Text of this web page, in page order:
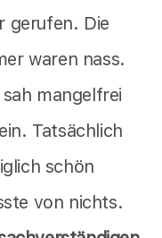
gerufen. Die
waren nass.
mangelfrei
Tatsächlich
schön
von nichts.